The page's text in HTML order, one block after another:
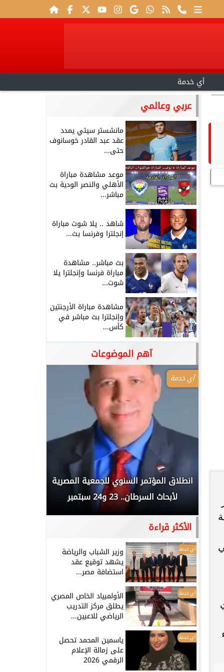
أي خدمة
عربي وعالمي
مانشستر سيتي يمدد
عقد عبد القادر خوسانوف
حتى...
موعد مشاهدة مباراة
الأهلي والنصر الودية بث
مباشر...
شاهد .. يلا شوت مباراة
إنجلترا وفرنسا بث...
بث مباشر.. مشاهدة
مباراة فرنسا وإنجلترا يلا
شوت...
مشاهدة مباراة الأرجنتين
وإنجلترا بث مباشر في
كأس...
آهم الموضوعات
أي خدمة
انطلاق المؤتمر السنوي للجمعية المصرية
لأبحاث السرطان.. 23 و24 سبتمبر
الأكثر قراءة
أي خدمة وزير الشباب والرياضة
يشهد توقيع عقد
استضافة مصر...
أي خدمة الأولمبياد الخاص المصري
يطلق مركز التدريب
الرياضي للاعبين...
أي خدمة ياسمين المحمد تحصل
على زمالة الإعلام
الرقمي 2026